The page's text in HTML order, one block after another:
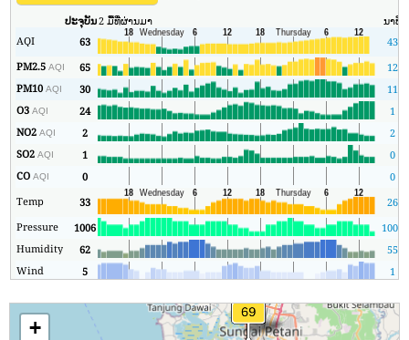
ປະຈຸບັນ2 ມື້ທີ່ຜ່ານມາ ນາທີ
AQI
63
43
PM2.5AQI 65
12
PM10AQI 30
11
O3AQI 24
1
NO2AQI 2
2
SO2AQI 1
0
COAQI 0
0
Temp
33
26
Pressure
1006 1006
Humidity
62
55
Wind
5 1
+